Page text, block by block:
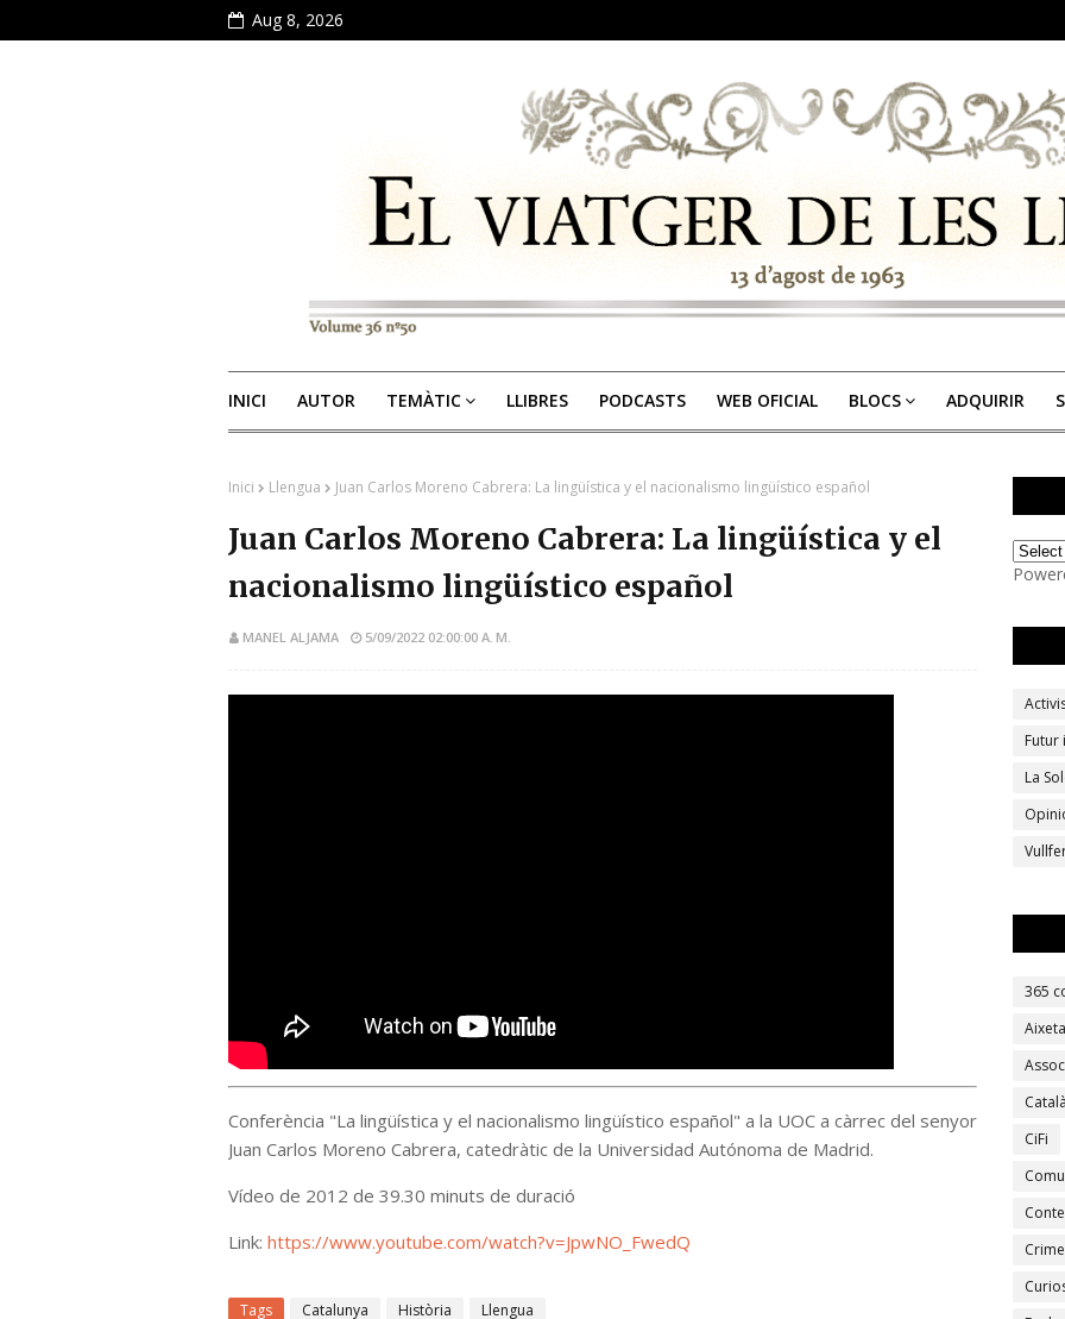
Aug 8, 2026
INICI AUTOR TEMÀTIC LLIBRES PODCASTS WEB OFICIAL BLOCS ADQUIRIR
Inici Llengua Juan Carlos Moreno Cabrera: La lingüística y el nacionalismo lingüístico español
Juan Carlos Moreno Cabrera: La lingüística y el
nacionalismo lingüístico español
MANEL ALJAMA 5/09/2022 02:00:00 A. M.
Conferència "La lingüística y el nacionalismo lingüístico español" a la UOC a càrrec del senyor
Juan Carlos Moreno Cabrera, catedràtic de la Universidad Autónoma de Madrid.
Vídeo de 2012 de 39.30 minuts de duració
Link: https://www.youtube.com/watch?v=JpwNO_FwedQ
Tags Catalunya Història Llengua
Futur
La
365
Aixeta
Català
CiFi